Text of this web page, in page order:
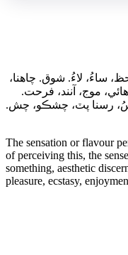
ساءُ، لاءُ. شوق. چاهنا،
موج، آنند، فرحت.
رسنا پٽ، چشڪو، چش.
The sensation or flavour
of perceiving this, the
something, aesthetic
pleasure, ecstasy,